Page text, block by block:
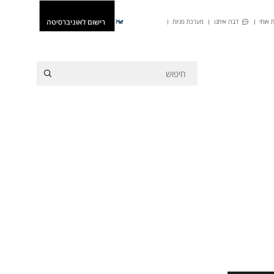
אותי דברו איתנו מערכת פניות He רישום לאוניברסיטה